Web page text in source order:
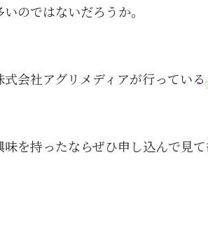
のではないだろうか。
会社アグリメディアが行っている
を持ったならぜひ申し込んで見て